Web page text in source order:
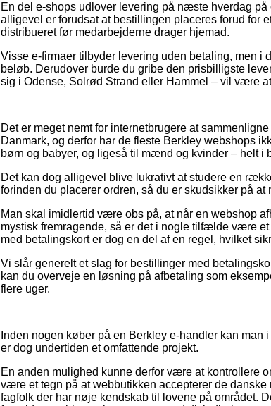
En del e-shops udlover levering på næste hverdag
alligevel er forudsat at bestillingen placeres forud for
distribueret før medarbejderne drager hjemad.
Visse e-firmaer tilbyder levering uden betaling, men
beløb. Derudover burde du gribe den prisbilligste
sig i Odense, Solrød Strand eller Hammel – vil være
Det er meget nemt for internetbrugere at
Danmark, og derfor har de fleste Berkley webshops
børn og babyer, og ligeså til mænd og kvinder – helt i
Det kan dog alligevel blive lukrativt at studere en
forinden du placerer ordren, så du er skudsikker på at
Man skal imidlertid være obs på, at når en webshop
mystisk fremragende, så er det i nogle tilfælde være
med betalingskort er dog en del af en regel, hvilket
Vi slår generelt et slag for bestillinger med
kan du overveje en løsning på afbetaling som
flere uger.
Inden nogen køber på en Berkley e-handler kan
er dog undertiden et omfattende projekt.
En anden mulighed kunne derfor være at kontrollere
være et tegn på at webbutikken accepterer de
fagfolk der har nøje kendskab til lovene på området.